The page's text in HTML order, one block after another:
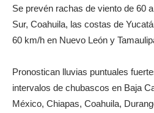
Se prevén rachas de viento de 60
Sur, Coahuila, las costas de
60 km/h en Nuevo León y
Pronostican lluvias puntuales
intervalos de chubascos en Baja
México, Chiapas, Coahuila,